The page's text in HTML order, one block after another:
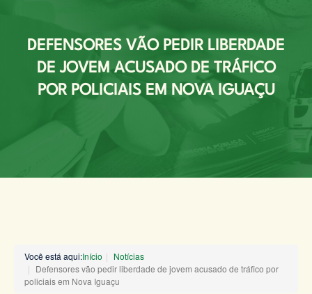
DEFENSORES VÃO PEDIR LIBERDADE
DE JOVEM ACUSADO DE TRÁFICO
POR POLICIAIS EM NOVA IGUAÇU
Você está aqui:Início
Notícias
Defensores vão pedir liberdade de jovem acusado de tráfico por
policiais em Nova Iguaçu